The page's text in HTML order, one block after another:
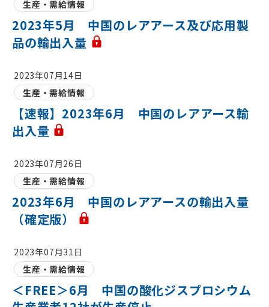
生産・需給情報
2023年5月 中国のレアアース及び応用製
品の輸出入量
2023年07月14日
生産・需給情報
【速報】2023年6月 中国のレアアース輸
出入量
2023年07月26日
生産・需給情報
2023年6月 中国のレアアースの輸出入量
（確定版）
2023年07月31日
生産・需給情報
＜FREE＞6月 中国の酸化ジスプロシウム